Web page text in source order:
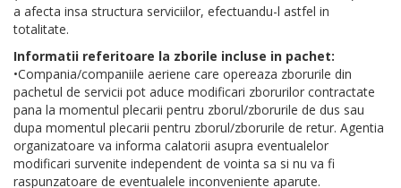
a afecta insa structura serviciilor, efectuandu-l astfel in
totalitate.
Informatii referitoare la zborile incluse in pachet:
•Compania/companiile aeriene care opereaza zborurile din
pachetul de servicii pot aduce modificari zborurilor contractate
pana la momentul plecarii pentru zborul/zborurile de dus sau
dupa momentul plecarii pentru zborul/zborurile de retur. Agentia
organizatoare va informa calatorii asupra eventualelor
modificari survenite independent de vointa sa si nu va fi
raspunzatoare de eventualele inconveniente aparute.